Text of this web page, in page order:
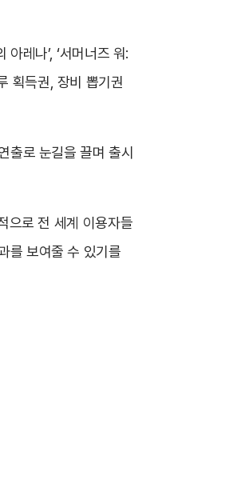
레나’, ‘서머너즈 워:
획득권, 장비 뽑기권
출로 눈길을 끌며 출시
으로 전 세계 이용자들
를 보여줄 수 있기를